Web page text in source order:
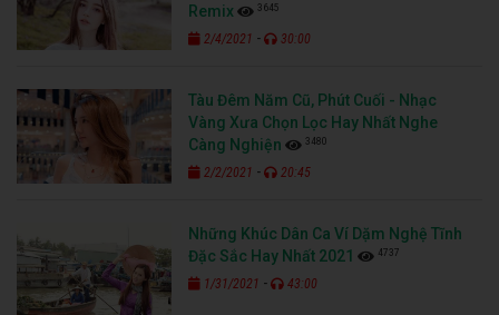
Remix
3645
2/4/2021 - 30:00
Tàu Đêm Năm Cũ, Phút Cuối - Nhạc
Vàng Xưa Chọn Lọc Hay Nhất Nghe
Càng Nghiện
3480
2/2/2021 - 20:45
Những Khúc Dân Ca Ví Dặm Nghệ Tĩnh
Đặc Sắc Hay Nhất 2021
4737
1/31/2021 - 43:00